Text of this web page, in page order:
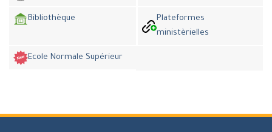
Bibliothèque
Plateformes
ministèrielles
Ecole Normale Supérieur